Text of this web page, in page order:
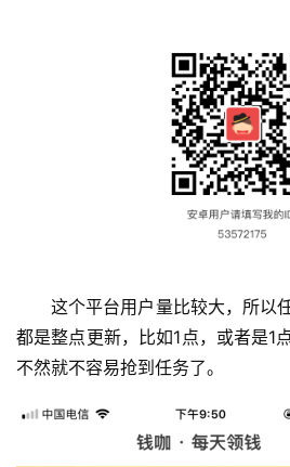
这个平台用户量比较大，所以
都是整点更新，比如1点，或者是1
不然就不容易抢到任务了。